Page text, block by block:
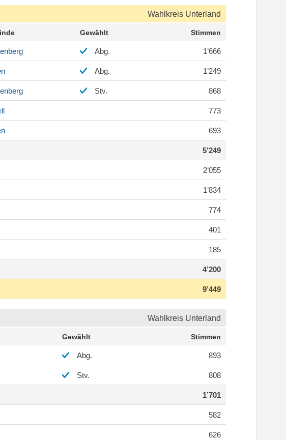
Wahlkreis Unterland
Gewählt Stimmen
Abg. 1’666
Abg. 1’249
Stv. 868
773
693
5’249
2’055
1’834
774
401
185
4’200
9’449
Wahlkreis Unterland
Gewählt Stimmen
Abg. 893
Stv. 808
1’701
582
626